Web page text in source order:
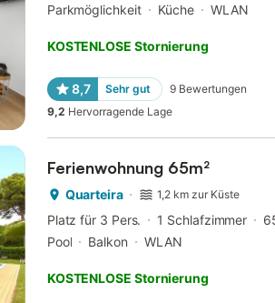
Parkmöglichkeit
Küche WLAN
KOSTENLOSE Stornierung
8,7 Sehr gut 9 Bewertungen
9,2 Hervorragende Lage
Ferienwohnung 65m²
Quarteira 1,2 km zur Küste
Platz für 3 Pers. 1 Schlafzimmer
Pool
Balkon WLAN
KOSTENLOSE Stornierung